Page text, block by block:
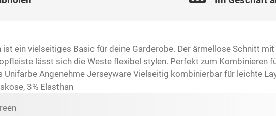
ist ein vielseitiges Basic für deine Garderobe. Der ärmellose Schnitt
lässt sich die Weste flexibel stylen. Perfekt zum Kombinieren
Angenehme Jerseyware Vielseitig kombinierbar für leichte
3% Elasthan